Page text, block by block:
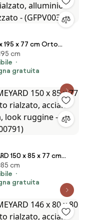
x 195 x 77 cm Orto
alluminio anodizzato -
cm
gratuita
150 x 85 x 77 cm
acciaio corten,
- (GFPV00791)
cm
gratuita